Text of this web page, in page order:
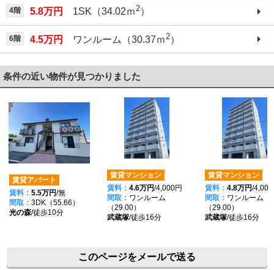
4階 5.8万円 1SK（34.02ｍ2）
6階 4.5万円 ワンルーム（30.37ｍ 2）
条件の近い物件が見つかりました
賃貸アパート
賃料： 5.5万円/無
間取： 3DK（55.66）
光の森/徒歩10分
賃貸マンション
賃料： 4.6万円/4,000円
間取： ワンルーム
（29.00）
武蔵塚/徒歩16分
賃貸マンション
賃料： 4.8万円/4,000
間取： ワンルーム
（29.00）
武蔵塚/徒歩16分
このページをメールで送る